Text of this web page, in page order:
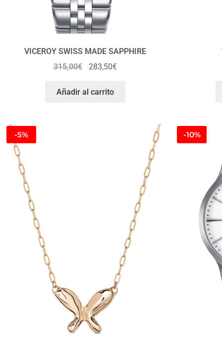
VICEROY SWISS MADE SAPPHIRE
315,00€ 283,50€
Añadir al carrito
-5% -10%